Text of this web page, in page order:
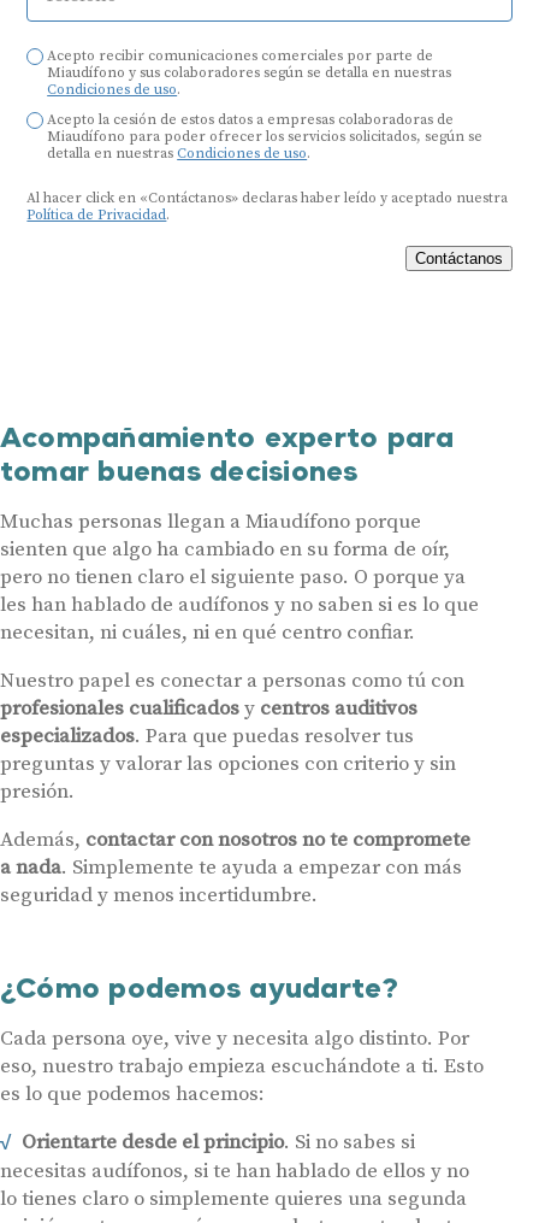
Acepto recibir comunicaciones comerciales por parte de
Miaudífono y sus colaboradores según se detalla en nuestras
Condiciones de uso.
Acepto la cesión de estos datos a empresas colaboradoras de
Miaudífono para poder ofrecer los servicios solicitados, según se
detalla en nuestras Condiciones de uso.
Al hacer click en «Contáctanos» declaras haber leído y aceptado nuestra
Política de Privacidad.
Contáctanos
Acompañamiento experto para
tomar buenas decisiones
Muchas personas llegan a Miaudífono porque
sienten que algo ha cambiado en su forma de oír,
pero no tienen claro el siguiente paso. O porque ya
les han hablado de audífonos y no saben si es lo que
necesitan, ni cuáles, ni en qué centro confiar.
Nuestro papel es conectar a personas como tú con
profesionales cualificadosy centros auditivos
especializados. Para que puedas resolver tus
preguntas y valorar las opciones con criterio y sin
presión.
Además, contactar con nosotros no te compromete
a nada. Simplemente te ayuda a empezar con más
seguridad y menos incertidumbre.
¿Cómo podemos ayudarte?
Cada persona oye, vive y necesita algo distinto. Por
eso, nuestro trabajo empieza escuchándote a ti. Esto
es lo que podemos hacemos:
Orientarte desde el principio. Si no sabes si
necesitas audífonos, si te han hablado de ellos y no
lo tienes claro o simplemente quieres una segunda